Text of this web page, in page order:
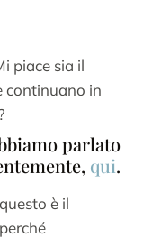
piace sia il
continuano in
parlato
qui.
è il